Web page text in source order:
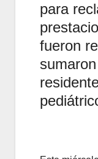
para
fueron